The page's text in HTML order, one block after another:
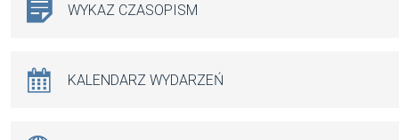
WYKAZ CZASOPISM
KALENDARZ WYDARZEŃ